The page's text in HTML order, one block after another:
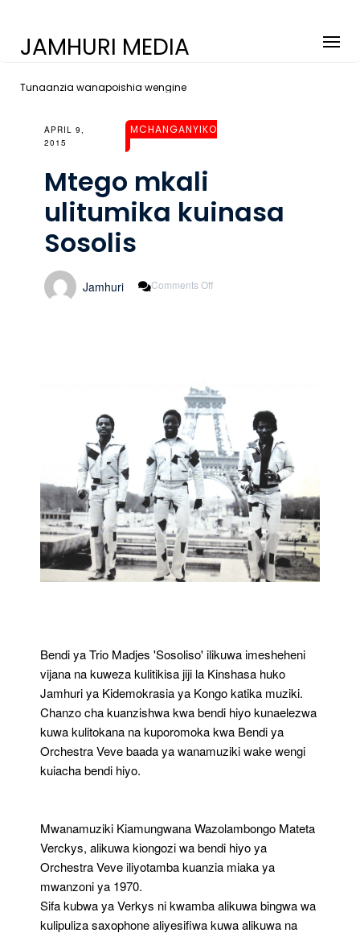
JAMHURI MEDIA
Tunaanzia wanapoishia wengine
APRIL 9,
2015
MCHANGANYIKO
Mtego mkali
ulitumika kuinasa
Sosolis
Jamhuri Comments Off
Bendi ya Trio Madjes 'Sosoliso' ilikuwa imesheheni
vijana na kuweza kulitikisa jiji la Kinshasa huko
Jamhuri ya Kidemokrasia ya Kongo katika muziki.
Chanzo cha kuanzishwa kwa bendi hiyo kunaelezwa
kuwa kulitokana na kuporomoka kwa Bendi ya
Orchestra Veve baada ya wanamuziki wake wengi
kuiacha bendi hiyo.
Mwanamuziki Kiamungwana Wazolambongo Mateta
Verckys, alikuwa kiongozi wa bendi hiyo ya
Orchestra Veve iliyotamba kuanzia miaka ya
mwanzoni ya 1970.
Sifa kubwa ya Verkys ni kwamba alikuwa bingwa wa
kulipuliza saxophone aliyesifiwa kuwa alikuwa na